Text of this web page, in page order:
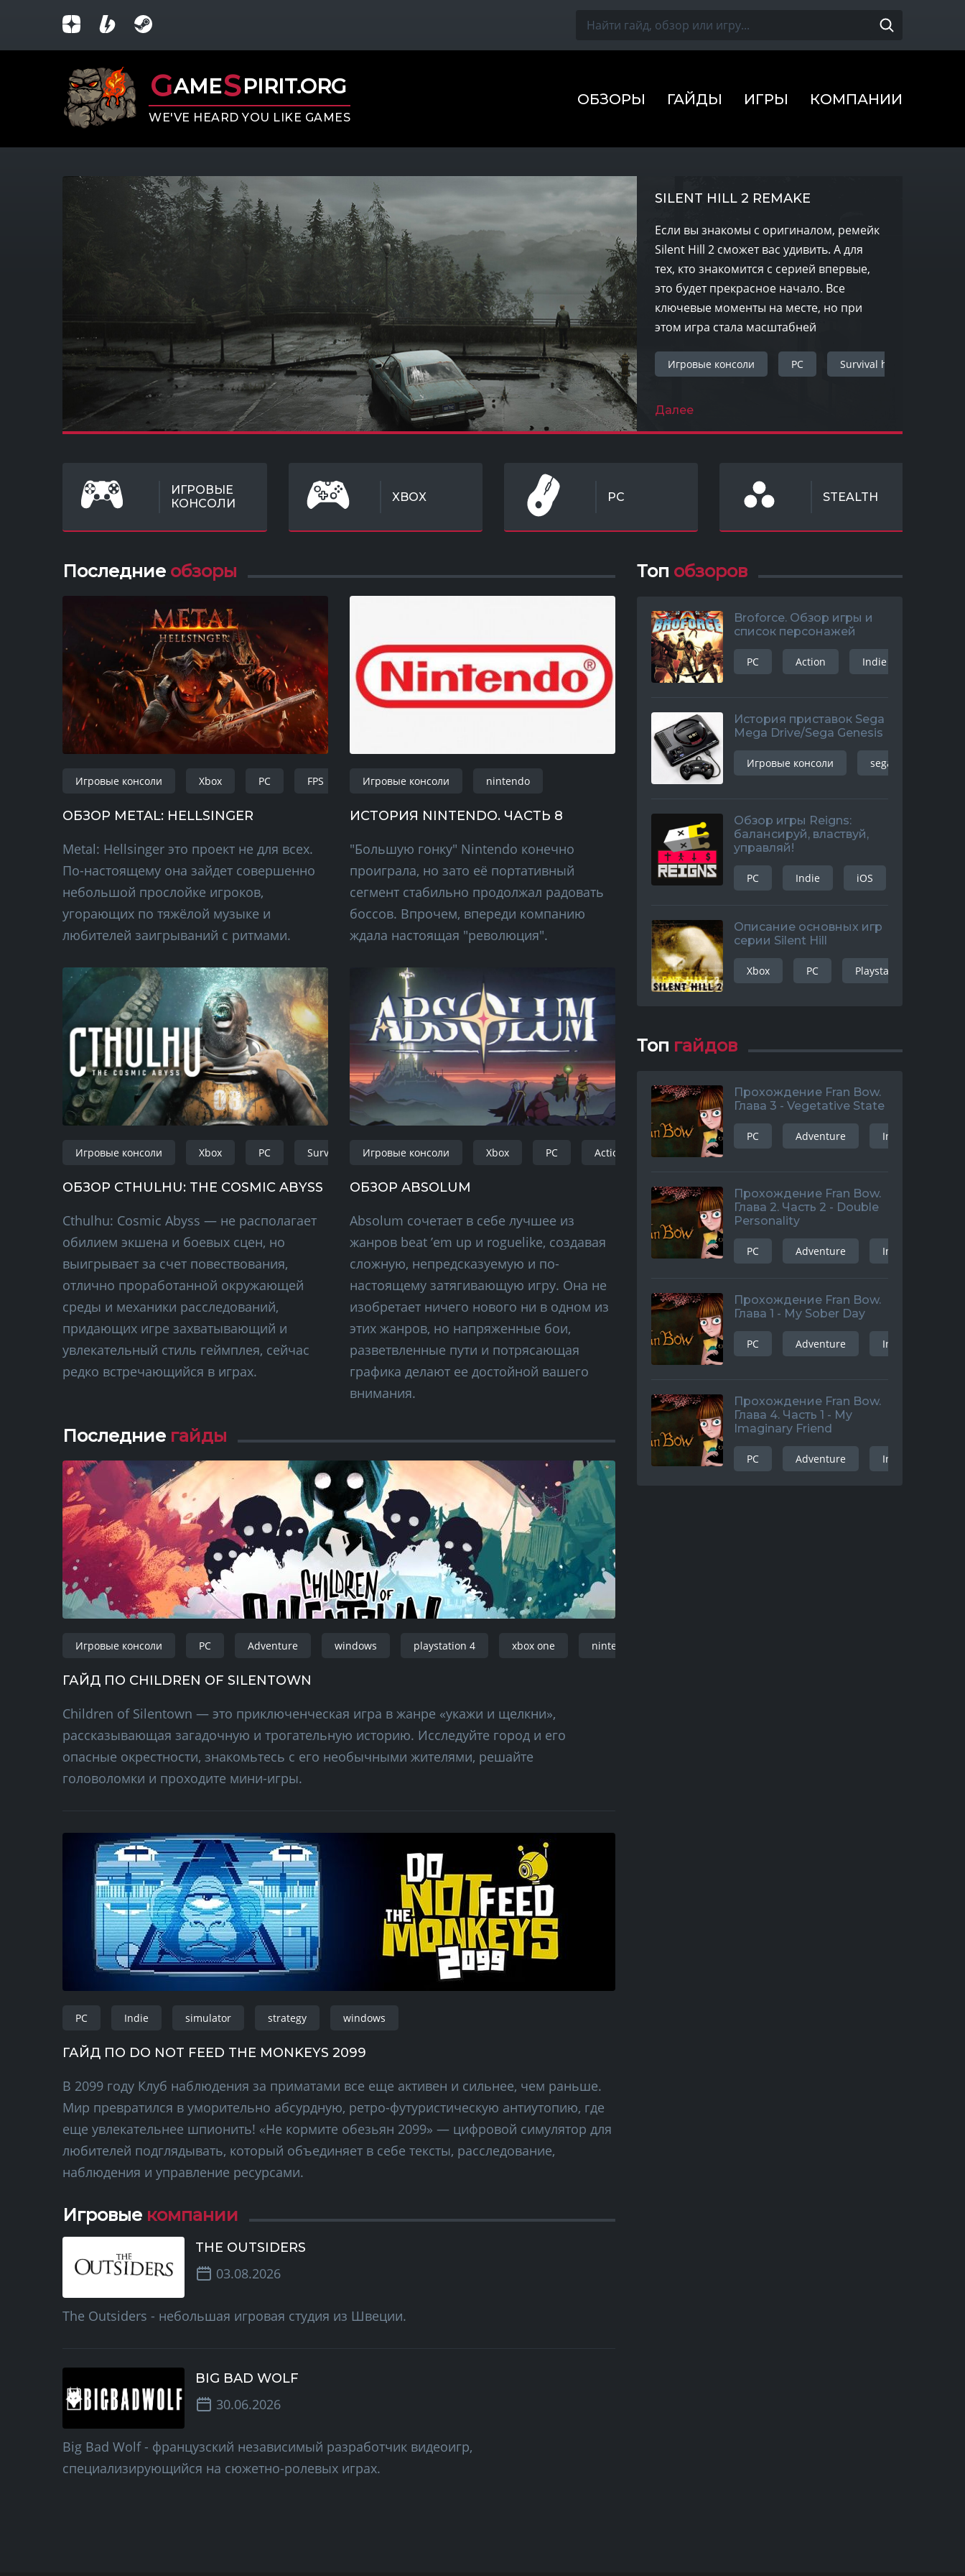
GAMESPIRIT.ORG
WE'VE HEARD YOU LIKE GAMES
ОБЗОРЫ ГАЙДЫ ИГРЫ КОМПАНИИ
SILENT HILL 2 REMAKE
Если вы знакомы с оригиналом, ремейк
Silent Hill 2 сможет вас удивить. А для
тех, кто знакомится с серией впервые,
это будет прекрасное начало. Все
ключевые моменты на месте, но при
этом игра стала масштабней
Игровые консоли PC Survival horror
Далее
ИГРОВЫЕ
КОНСОЛИ
XBOX PC STEALTH
Последние обзоры
Игровые консоли Xbox PC FPS shooter windows playstation
ОБЗОР METAL: HELLSINGER
Metal: Hellsinger это проект не для всех.
По-настоящему она зайдет совершенно
небольшой прослойке игроков,
угорающих по тяжёлой музыке и
любителей заигрываний с ритмами.
Игровые консоли nintendo
ИСТОРИЯ NINTENDO. ЧАСТЬ 8
"Большую гонку" Nintendo конечно
проиграла, но зато её портативный
сегмент стабильно продолжал радовать
боссов. Впрочем, впереди компанию
ждала настоящая "революция".
Игровые консоли Xbox PC Survival horror windows playstation action-adventure
ОБЗОР CTHULHU: THE COSMIC ABYSS
Cthulhu: Cosmic Abyss — не располагает
обилием экшена и боевых сцен, но
выигрывает за счет повествования,
отлично проработанной окружающей
среды и механики расследований,
придающих игре захватывающий и
увлекательный стиль геймплея, сейчас
редко встречающийся в играх.
Игровые консоли Xbox PC Action windows playstation nintendo
ОБЗОР ABSOLUM
Absolum сочетает в себе лучшее из
жанров beat ’em up и roguelike, создавая
сложную, непредсказуемую и по-
настоящему затягивающую игру. Она не
изобретает ничего нового ни в одном из
этих жанров, но напряженные бои,
разветвленные пути и потрясающая
графика делают ее достойной вашего
внимания.
Последние гайды
Игровые консоли PC Adventure windows playstation 4 xbox one nintendo
ГАЙД ПО CHILDREN OF SILENTOWN
Children of Silentown — это приключенческая игра в жанре «укажи и щелкни»,
рассказывающая загадочную и трогательную историю. Исследуйте город и его
опасные окрестности, знакомьтесь с его необычными жителями, решайте
головоломки и проходите мини-игры.
PC Indie simulator strategy windows
ГАЙД ПО DO NOT FEED THE MONKEYS 2099
В 2099 году Клуб наблюдения за приматами все еще активен и сильнее, чем раньше.
Мир превратился в уморительно абсурдную, ретро-футуристическую антиутопию, где
еще увлекательнее шпионить! «Не кормите обезьян 2099» — цифровой симулятор для
любителей подглядывать, который объединяет в себе тексты, расследование,
наблюдения и управление ресурсами.
Игровые компании
THE OUTSIDERS
03.08.2026
The Outsiders - небольшая игровая студия из Швеции.
BIG BAD WOLF
30.06.2026
Big Bad Wolf - французский независимый разработчик видеоигр,
специализирующийся на сюжетно-ролевых играх.
Топ обзоров
Broforce. Обзор игры и
список персонажей
PC Action Indie
История приставок Sega
Mega Drive/Sega Genesis
Игровые консоли sega mega drive
Обзор игры Reigns:
балансируй, властвуй,
управляй!
PC Indie iOS
Описание основных игр
серии Silent Hill
Xbox PC Playstation 3
Топ гайдов
Прохождение Fran Bow.
Глава 3 - Vegetative State
PC Adventure Indie
Прохождение Fran Bow.
Глава 2. Часть 2 - Double
Personality
PC Adventure Indie
Прохождение Fran Bow.
Глава 1 - My Sober Day
PC Adventure Indie
Прохождение Fran Bow.
Глава 4. Часть 1 - My
Imaginary Friend
PC Adventure Indie